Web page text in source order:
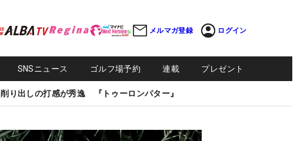
メルマガ登録 ログイン
SNSニュース ゴルフ場予約 連載 プレゼント
削り出しの打感が秀逸 『トゥーロンパター』